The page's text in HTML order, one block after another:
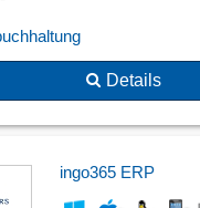
Details
ingo365 ERP